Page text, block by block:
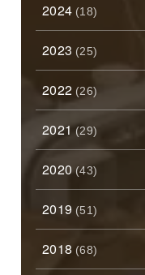
2024 (18)
2023 (25)
2022 (26)
2021 (29)
2020 (43)
2019 (51)
2018 (68)